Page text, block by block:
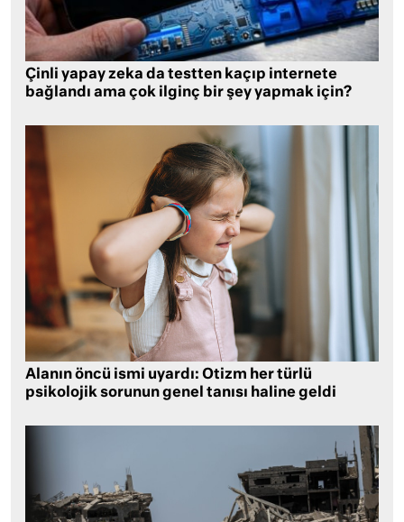
Çinli yapay zeka da testten kaçıp internete
bağlandı ama çok ilginç bir şey yapmak için?
Alanın öncü ismi uyardı: Otizm her türlü
psikolojik sorunun genel tanısı haline geldi